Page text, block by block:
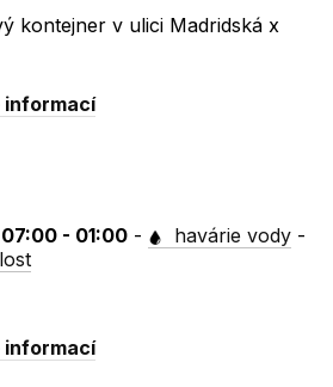
kontejner v ulici Madridská x
informací
- 01:00 - havárie vody -
informací